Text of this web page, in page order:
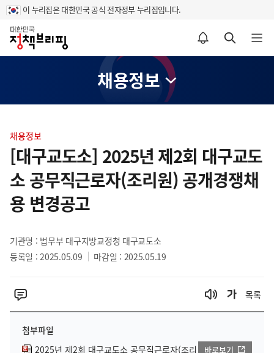
이 누리집은 대한민국 공식 전자정부 누리집입니다.
홈
알림설정 바로가기 검색 바로가기 메뉴 열기
채용정보
텐
츠
영
역
채용정보
[대구교도소] 2025년 제2회 대구교도
소 공무직근로자(조리원) 공개경쟁채
용 변경공고
기관명 : 법무부 대구지방교정청 대구교도소
등록일 : 2025.05.09
마감일 : 2025.05.19
목록
첨부파일
2025년 제2회 대구교도소 공무직근로자(조리
바로보기